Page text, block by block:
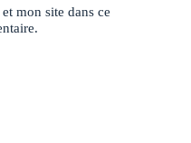
mon site dans ce